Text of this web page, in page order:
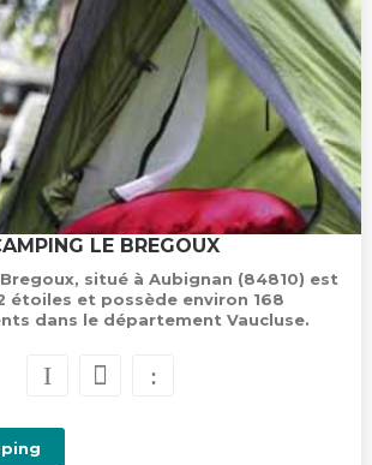
LE BREGOUX
situé à Aubignan (84810) est
étoiles et possède environ 168
dans le département Vaucluse.